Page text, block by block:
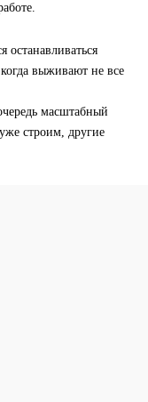
останавливаться
выживают не все
масштабный
строим, другие